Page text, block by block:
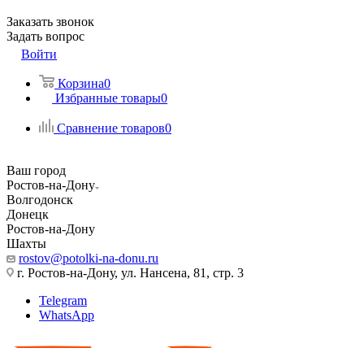
Заказать звонок
Задать вопрос
Войти
Корзина0
Избранные товары0
Сравнение товаров0
Ваш город
Ростов-на-Дону
Волгодонск
Донецк
Ростов-на-Дону
Шахты
rostov@potolki-na-donu.ru
г. Ростов-на-Дону, ул. Нансена, 81, стр. 3
Telegram
WhatsApp